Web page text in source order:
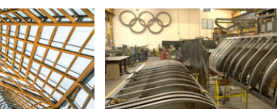
se originó el servicio de acero estructural?
Contratistas de acero